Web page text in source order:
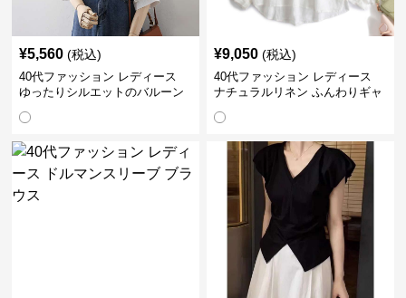
¥5,560 (税込)
40代ファッション レディース
ゆったりシルエットのバルーン
¥9,050 (税込)
40代ファッション レディース
ナチュラルリネン ふんわりギャ